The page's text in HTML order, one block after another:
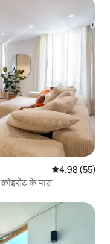
औसत रेटिंग 5 में
4.98 (55)
के पास